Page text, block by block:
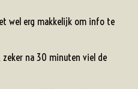
wel erg makkelijk om info te
zeker na 30 minuten viel de